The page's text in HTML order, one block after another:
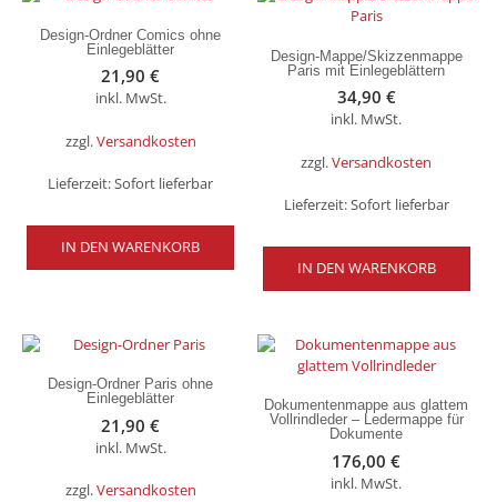
Design-Ordner Comics ohne
Einlegeblätter
21,90€
inkl. MwSt.
zzgl.Versandkosten
Lieferzeit:Sofort lieferbar
IN DEN WARENKORB
Design-Mappe/Skizzenmappe
Paris mit Einlegeblättern
34,90 €
inkl. MwSt.
zzgl.Versandkosten
Lieferzeit:Sofort lieferbar
IN DEN WARENKORB
Design-Ordner Paris ohne
Einlegeblätter
21,90€
inkl. MwSt.
zzgl.Versandkosten
Dokumentenmappe aus glattem
Vollrindleder – Ledermappe für
Dokumente
176,00€
inkl. MwSt.